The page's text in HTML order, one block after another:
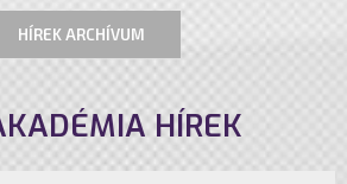
HÍREK ARCHÍVUM
HÍREK